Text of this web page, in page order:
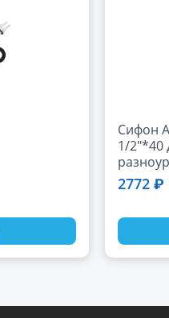
Сифон
1/2"*40
2772 ₽